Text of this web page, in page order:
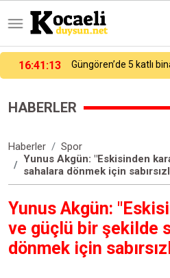
16:01 Körfezin iki yakası 471
HABERLER
Haberler
Spor
Yunus Akgün: "Eskisinden
sahalara dönmek için
Yunus Akgün:
ve güçlü bir şekilde
dönmek için